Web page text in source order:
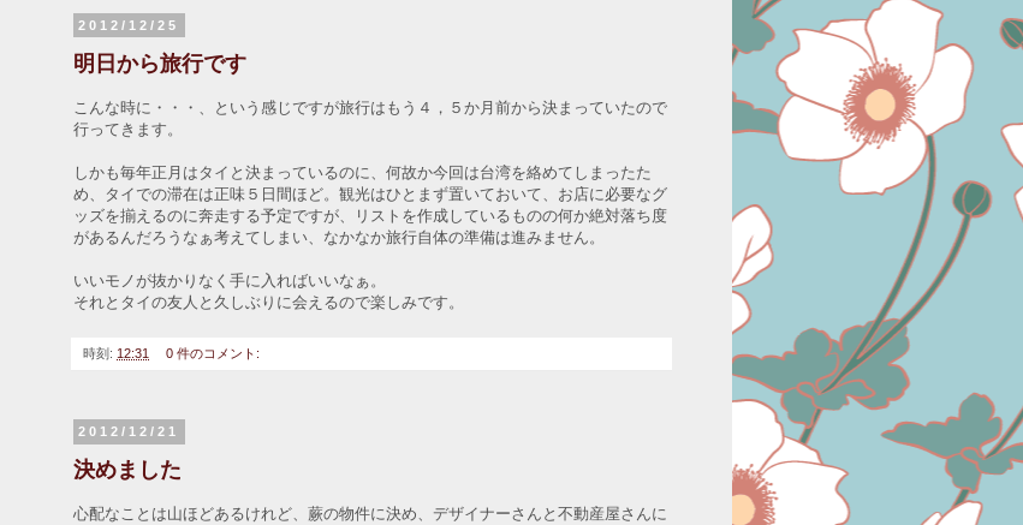
2012/12/25
明日から旅行です
こんな時に・・・、という感じですが旅行はもう４，５か月前から決まっていたので
行ってきます。
しかも毎年正月はタイと決まっているのに、何故か今回は台湾を絡めてしまったた
め、タイでの滞在は正味５日間ほど。観光はひとまず置いておいて、お店に必要なグ
ッズを揃えるのに奔走する予定ですが、リストを作成しているものの何か絶対落ち度
があるんだろうなぁ考えてしまい、なかなか旅行自体の準備は進みません。
いいモノが抜かりなく手に入ればいいなぁ。
それとタイの友人と久しぶりに会えるので楽しみです。
時刻: 12:31 0 件のコメント:
2012/12/21
決めました
心配なことは山ほどあるけれど、蕨の物件に決め、デザイナーさんと不動産屋さんに